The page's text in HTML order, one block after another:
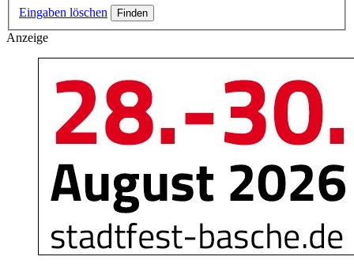
Eingaben löschen
Anzeige